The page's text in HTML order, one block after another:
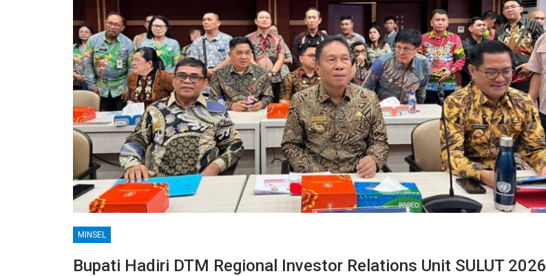
MINSEL
Bupati Hadiri DTM Regional Investor Relations Unit SULUT 2026